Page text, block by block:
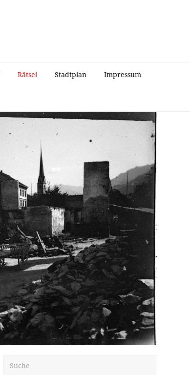
Rätsel Stadtplan Impressum